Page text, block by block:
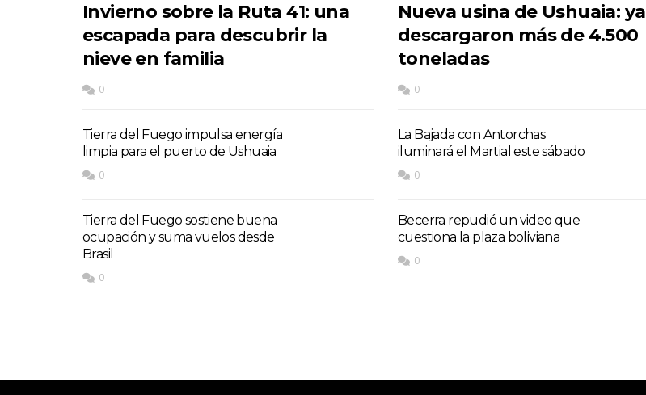
Invierno sobre la Ruta 41: una
escapada para descubrir la
nieve en familia
0
Tierra del Fuego impulsa energía
limpia para el puerto de Ushuaia
0
Tierra del Fuego sostiene buena
ocupación y suma vuelos desde
Brasil
0
Nueva usina de Ushuaia: ya
descargaron más de 4.500
toneladas
0
La Bajada con Antorchas
iluminará el Martial este sábado
0
Becerra repudió un video que
cuestiona la plaza boliviana
0